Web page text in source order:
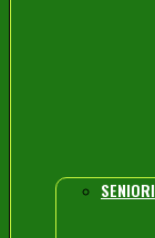
SENIORI